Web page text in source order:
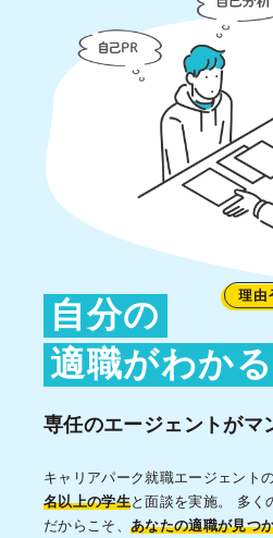
自分の
適職がわかる
専任のエージェントがマ
キャリアパーク就職エージェント
名以上の学生と面談を実施。 多く
だからこそ、 あなたの適職が見つ